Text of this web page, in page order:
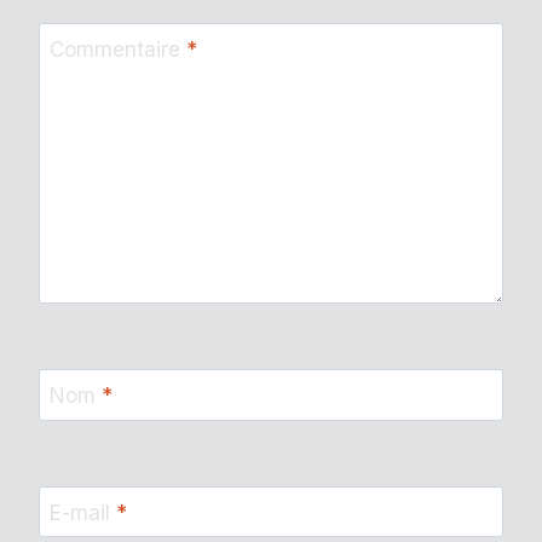
Commentaire *
Nom *
E-mail *